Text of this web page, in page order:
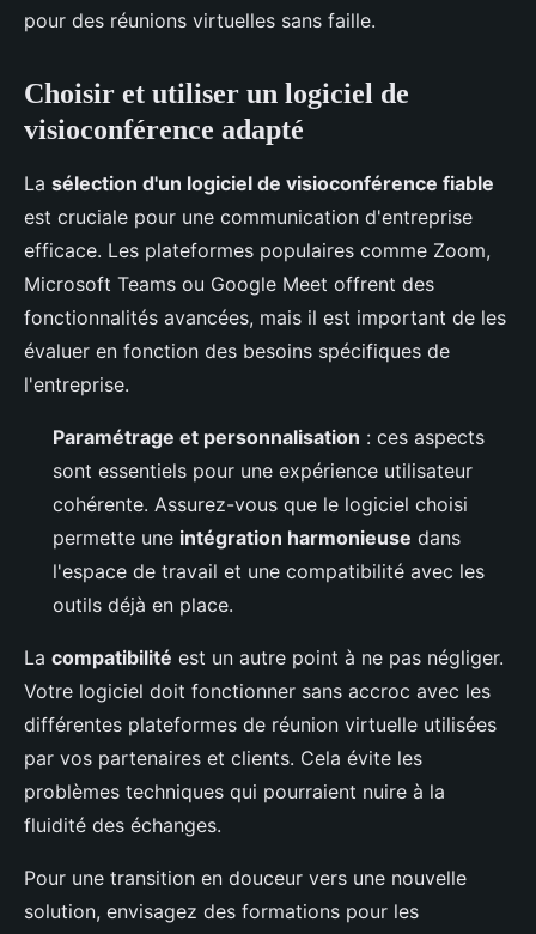
pour des réunions virtuelles sans faille.
Choisir et utiliser un logiciel de
visioconférence adapté
La sélection d'un logiciel de visioconférence fiable
est cruciale pour une communication d'entreprise
efficace. Les plateformes populaires comme Zoom,
Microsoft Teams ou Google Meet offrent des
fonctionnalités avancées, mais il est important de les
évaluer en fonction des besoins spécifiques de
l'entreprise.
Paramétrage et personnalisation : ces aspects
sont essentiels pour une expérience utilisateur
cohérente. Assurez-vous que le logiciel choisi
permette une intégration harmonieuse dans
l'espace de travail et une compatibilité avec les
outils déjà en place.
La compatibilité est un autre point à ne pas négliger.
Votre logiciel doit fonctionner sans accroc avec les
différentes plateformes de réunion virtuelle utilisées
par vos partenaires et clients. Cela évite les
problèmes techniques qui pourraient nuire à la
fluidité des échanges.
Pour une transition en douceur vers une nouvelle
solution, envisagez des formations pour les